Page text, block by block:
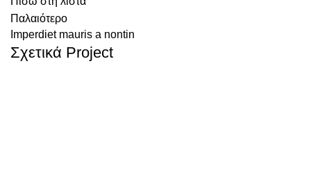
Παλαιότερο
Imperdiet mauris a nontin
Σχετικά Project